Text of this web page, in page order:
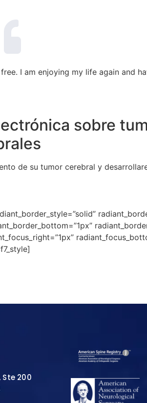
I am enjoying my life again and
sobre
de su tumor cerebral y
Ste 200